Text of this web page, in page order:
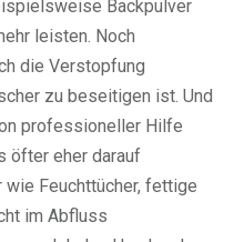
Backpulver
leisten. Noch
die Verstopfung
zu beseitigen ist. Und
professioneller Hilfe
öfter eher darauf
Feuchttücher, fettige
im Abfluss